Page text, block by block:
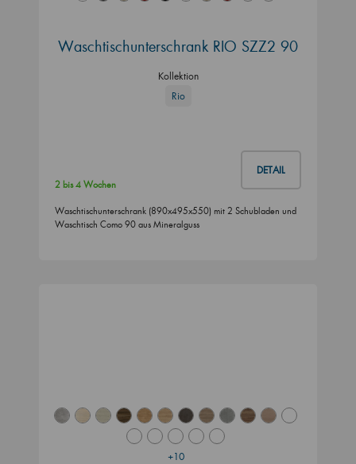
Waschtischunterschrank RIO SZZ2 90
Kollektion
Rio
DETAIL
2 bis 4 Wochen
Waschtischunterschrank (890x495x550) mit 2 Schubladen und
Waschtisch Como 90 aus Mineralguss
+10